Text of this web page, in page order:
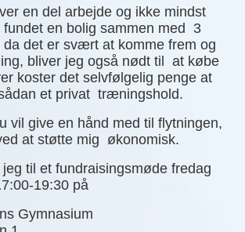
en del arbejde og ikke mindst
fundet en bolig sammen med 3
da det er svært at komme frem og
bliver jeg også nødt til at købe
koster det selvfølgelig penge at
et privat træningshold.
vil give en hånd med til flytningen,
at støtte mig økonomisk.
til et fundraisingsmøde fredag
19:30 på
Gymnasium